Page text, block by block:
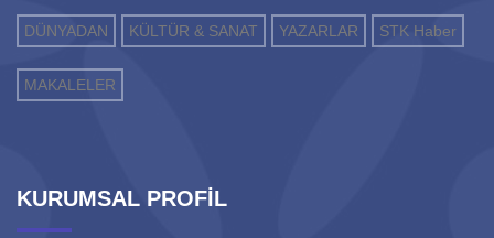
DÜNYADAN KÜLTÜR & SANAT YAZARLAR STK Haber
MAKALELER
KURUMSAL PROFİL